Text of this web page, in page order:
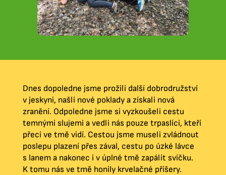
Dnes dopoledne jsme prožili další dobrodružství
v jeskyni, našli nové poklady a získali nová
zranění. Odpoledne jsme si vyzkoušeli cestu
temnými slujemi a vedli nás pouze trpaslíci, kteří
přeci ve tmě vidí. Cestou jsme museli zvládnout
poslepu plazení přes zával, cestu po úzké lávce
s lanem a nakonec i v úplné tmě zapálit svíčku.
K tomu nás ve tmě honily krvelačné příšery.